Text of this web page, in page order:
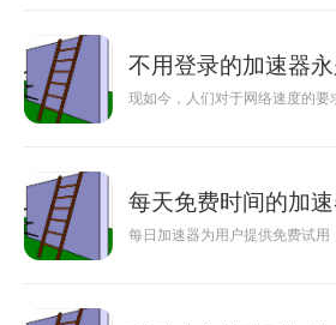
不用登录的加速器
现如今，人们对于网络速度的
每天免费时间的加
每日加速器为用户提供免费试